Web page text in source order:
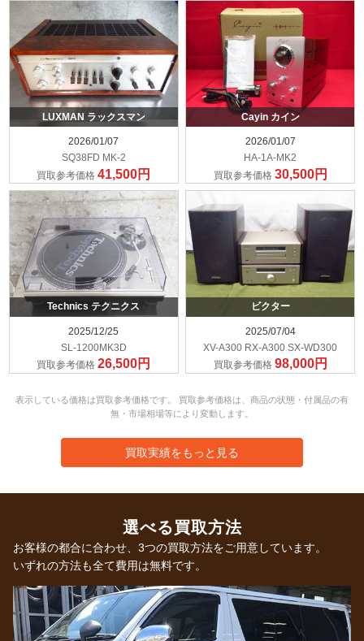
LUXMAN ラックスマン
2026/01/07
SQ38FD MK-2
買取参考価格41,500円
Cayin カイン
2026/01/07
HA-1A-MK2
買取参考価格 30,500円
Technics テクニクス
2025/12/25
SL-1200MK3D
買取参考価格26,500円
ビクター
2025/07/04
XV-A300 RX-A300 SX-WD300
買取参考価格 98,000円
表示している価格は買取参考価格です。 買取参考価格は、商品の状態・付属品の有
無・市場相場等により変動します。
買取実績をもっと見る
選べる買取方法
お客様の都合に合わせ、3つの買取方法をご用意しています。
いずれの方法も全て費用は無料です。